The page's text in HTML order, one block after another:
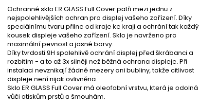
Ochranné sklo ER GLASS Full Cover patři mezi jednu z
nejspolehlivějších ochran pro displej vašeho zařízení. Díky
speciálnímu tvaru přilne od kraje ke kraji a ochrání tak každý
kousek displeje vašeho zařízení. Sklo je navrženo pro
maximální pevnost a jasné barvy.
Díky tvrdosti 9H spolehlivě ochrání displej před škrábanci a
rozbitím - a to až 3x silněji než běžná ochrana displeje. Při
instalaci nevznikají žádné mezery ani bubliny, takže citlivost
displeje není nijak ovlivněna.
Sklo ER GLASS Full Cover má oleofobní vrstvu, která je odolná
vůči otiskům prstů a šmouhám.